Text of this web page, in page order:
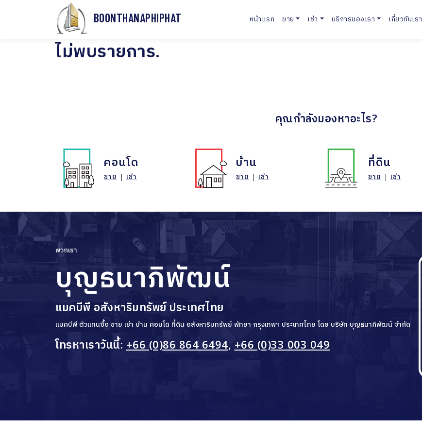
BOONTHANAPHIPHAT หน้าแรก ขาย เช่า บริการของเรา เกี่ยวกับเรา
ไม่พบรายการ.
คุณกำลังมองหาอะไร?
คอนโด
ขาย | เช่า
บ้าน
ขาย | เช่า
ที่ดิน
ขาย | เช่า
พวกเรา
บุญธนาภิพัฒน์
แมคบีพี อสังหาริมทรัพย์ ประเทศไทย
แมคบีพี ตัวแทนซื้อ ขาย เช่า บ้าน คอนโด ที่ดิน อสังหาริมทรัพย์ พัทยา กรุงเทพฯ ประเทศไทย โดย บริษัท บุญธนาภิพัฒน์ จำกัด
โทรหาเราวันนี้: +66 (0)86 864 6494, +66 (0)33 003 049